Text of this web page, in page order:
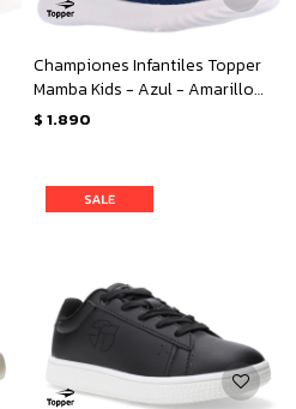
Championes Infantiles Topper
Mamba Kids - Azul - Amarillo
Ocre
$ 1.890